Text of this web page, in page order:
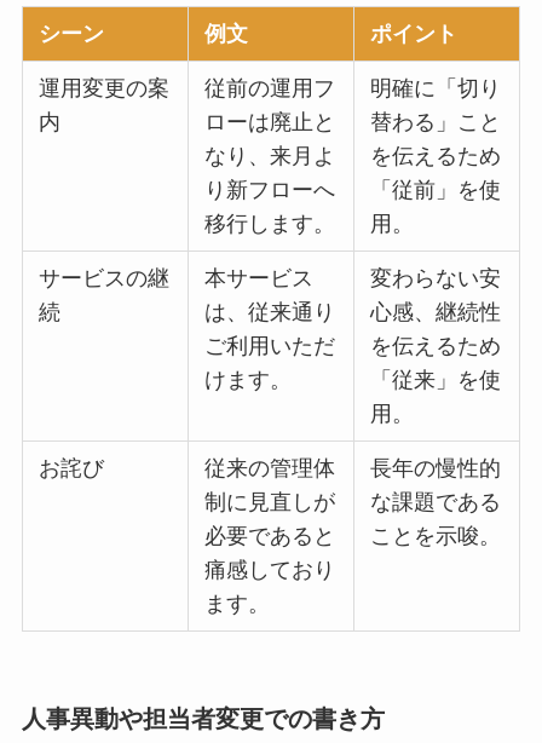
シーン 例文 ポイント
運用変更の案
内
従前の運用フ
ローは廃止と
なり、来月よ
り新フローへ
移行します。
明確に「切り
替わる」こと
を伝えるため
「従前」を使
用。
サービスの継
続
本サービス
は、従来通り
ご利用いただ
けます。
変わらない安
心感、継続性
を伝えるため
「従来」を使
用。
お詫び
従来の管理体
制に見直しが
必要であると
痛感しており
ます。
長年の慢性的
な課題である
ことを示唆。
人事異動や担当者変更での書き方